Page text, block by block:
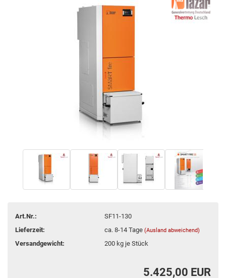
Art.Nr.:
SF11-130
Lieferzeit:
ca. 8-14 Tage (Ausland abweichend)
Versandgewicht: 200kg je Stück
5.425,00 EUR